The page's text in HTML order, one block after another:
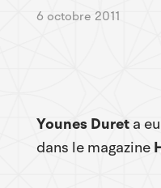
6 octobre 2011
Younes Dureta
dans le magazine